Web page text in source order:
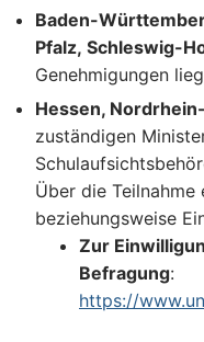
Baden-
Pfalz, Schleswig-
Genehmigungen
Hessen,
zuständigen
Über die
beziehungsweise
Zur
Befragung:
https://